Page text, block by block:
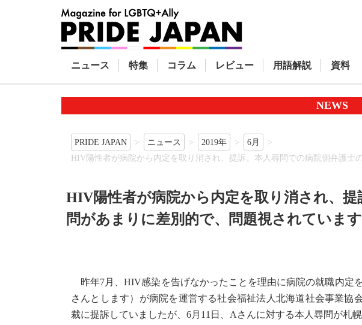
ニュース 特集 コラム レビュー 用語解説 資料
NEWS
PRIDE JAPAN ニュース 2019年
6月
HIV陽性者が病院から内定を取り消され、提訴。本人尋問での病院側弁護士
HIV陽性者が病院から内定を取り消され、
問があまりに差別的で、問題視されています
昨年7月、HIV感染を告げなかったことを理由に病院の就職内定
さんとします）が病院を運営する社会福祉法人北海道社会事業協
裁に提訴していましたが、6月11日、Aさんに対する本人尋問が札